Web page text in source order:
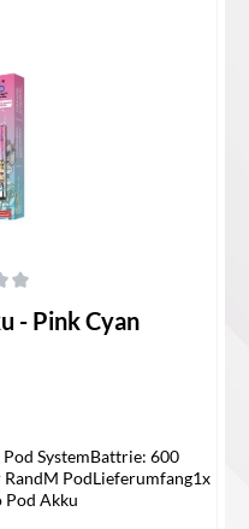
- Pink Cyan
SystemBattrie: 600
RandM PodLieferumfang1x
Pod Akku